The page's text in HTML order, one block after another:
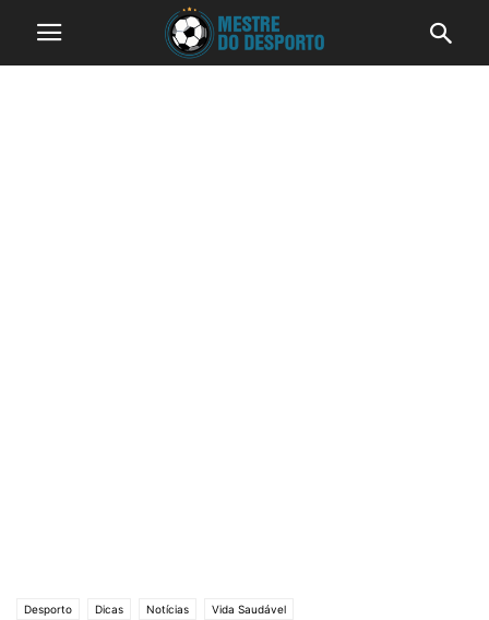
Desporto Dicas Notícias Vida Saudável